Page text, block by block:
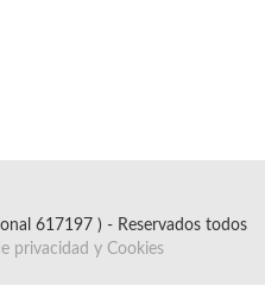
617197 ) - Reservados todos
privacidad y Cookies